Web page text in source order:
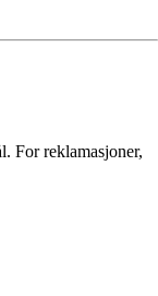
For reklamasjoner,